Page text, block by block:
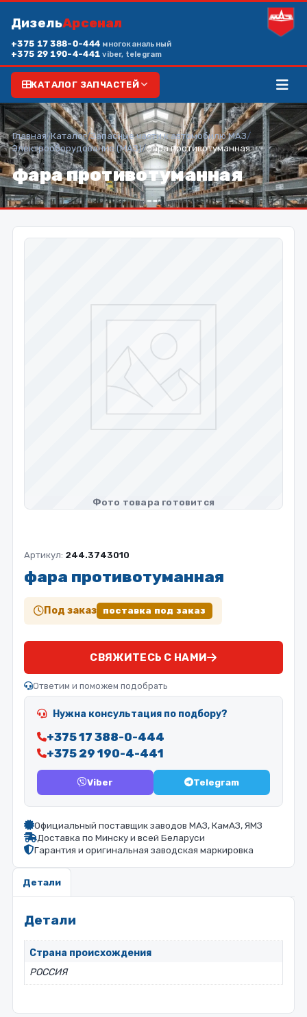
ДизельАрсенал
+375 17 388-0-444 многоканальный
+375 29 190-4-441viber, telegram
КАТАЛОГ ЗАПЧАСТЕЙ
Главная/Каталог/Запасные части к автомобилю МАЗ/
Электрооборудование (МАЗ)/фара противотуманная
фара противотуманная
Артикул: 244.3743010
фара противотуманная
Под заказ поставка под заказ
СВЯЖИТЕСЬ С НАМИ
Ответим и поможем подобрать
Нужна консультация по подбору?
+375 17 388-0-444
+375 29 190-4-441
Viber Telegram
Официальный поставщик заводов МАЗ, КамАЗ, ЯМЗ
Доставка по Минску и всей Беларуси
Гарантия и оригинальная заводская маркировка
Детали
Детали
Страна происхождения
РОССИЯ